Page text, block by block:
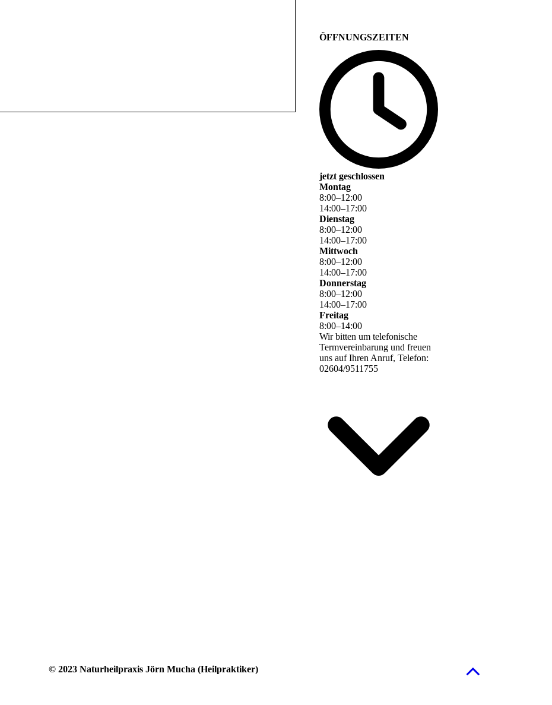
ÖFFNUNGSZEITEN
jetzt geschlossen
Montag
8:00–12:00
14:00–17:00
Dienstag
8:00–12:00
14:00–17:00
Mittwoch
8:00–12:00
14:00–17:00
Donnerstag
8:00–12:00
14:00–17:00
Freitag
8:00–14:00
Wir bitten um telefonische
Termvereinbarung und freuen
uns auf Ihren Anruf, Telefon:
02604/9511755
© 2023 Naturheilpraxis Jörn Mucha (Heilpraktiker)